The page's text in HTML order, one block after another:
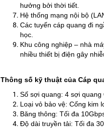
hưởng bởi thời tiết.
Hệ thống mạng nội bộ
Các tuyến cáp quang đi
học.
Khu công nghiệp – nhà
nhiều thiết bị điện gây
Thông số kỹ thuật của Cáp
Số sợi quang: 4 sợi quang
Loại vỏ bảo vệ: Cống kim
Băng thông: Tối đa
Độ dài truyền tải: Tối đa